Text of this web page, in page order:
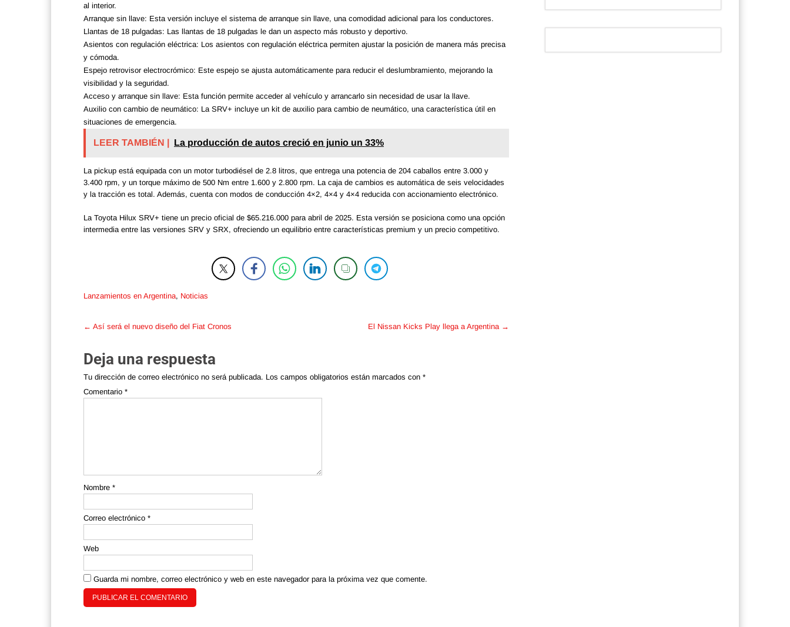
al interior.
Arranque sin llave: Esta versión incluye el sistema de arranque sin llave, una comodidad adicional para los conductores.
Llantas de 18 pulgadas: Las llantas de 18 pulgadas le dan un aspecto más robusto y deportivo.
Asientos con regulación eléctrica: Los asientos con regulación eléctrica permiten ajustar la posición de manera más precisa
y cómoda.
Espejo retrovisor electrocrómico: Este espejo se ajusta automáticamente para reducir el deslumbramiento, mejorando la
visibilidad y la seguridad.
Acceso y arranque sin llave: Esta función permite acceder al vehículo y arrancarlo sin necesidad de usar la llave.
Auxilio con cambio de neumático: La SRV+ incluye un kit de auxilio para cambio de neumático, una característica útil en
situaciones de emergencia.
LEER TAMBIÉN | La producción de autos creció en junio un 33%
La pickup está equipada con un motor turbodiésel de 2.8 litros, que entrega una potencia de 204 caballos entre 3.000 y
3.400 rpm, y un torque máximo de 500 Nm entre 1.600 y 2.800 rpm. La caja de cambios es automática de seis velocidades
y la tracción es total. Además, cuenta con modos de conducción 4×2, 4×4 y 4×4 reducida con accionamiento electrónico.
La Toyota Hilux SRV+ tiene un precio oficial de $65.216.000 para abril de 2025. Esta versión se posiciona como una opción
intermedia entre las versiones SRV y SRX, ofreciendo un equilibrio entre características premium y un precio competitivo.
Lanzamientos en Argentina, Noticias
Post
← Así será el nuevo diseño del Fiat Cronos El Nissan Kicks Play llega a Argentina →
Deja una respuesta
Tu dirección de correo electrónico no será publicada. Los campos obligatorios están marcados con *
Comentario *
Nombre *
Correo electrónico *
Web
Guarda mi nombre, correo electrónico y web en este navegador para la próxima vez que comente.